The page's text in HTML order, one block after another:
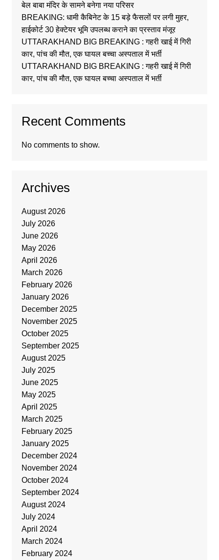
बेल बाबा मंदिर के सामने बनेगा नया परिसर
BREAKING: धामी कैबिनेट के 15 बड़े फैसलों पर लगी मुहर,
हाईकोर्ट 30 हेक्टेयर भूमि उपलब्ध कराने का प्रस्ताव मंजूर
UTTARAKHAND BIG BREAKING : गहरी खाई में गिरी
कार, पांच की मौत, एक घायल बच्चा अस्पताल में भर्ती
UTTARAKHAND BIG BREAKING : गहरी खाई में गिरी
कार, पांच की मौत, एक घायल बच्चा अस्पताल में भर्ती
Recent Comments
No comments to show.
Archives
August 2026
July 2026
June 2026
May 2026
April 2026
March 2026
February 2026
January 2026
December 2025
November 2025
October 2025
September 2025
August 2025
July 2025
June 2025
May 2025
April 2025
March 2025
February 2025
January 2025
December 2024
November 2024
October 2024
September 2024
August 2024
July 2024
April 2024
March 2024
February 2024